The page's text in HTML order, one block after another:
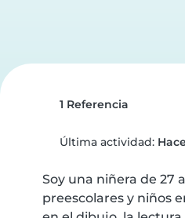
1 Referencia
Última actividad:
Soy una niñera de 27
preescolares y niños